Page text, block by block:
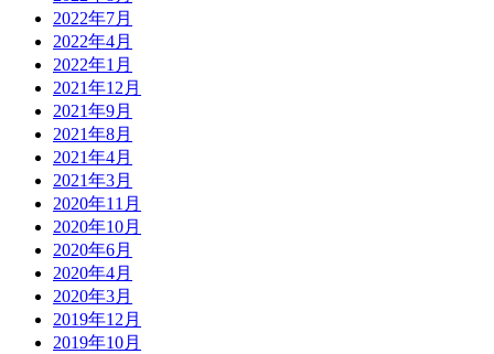
2022年7月
2022年4月
2022年1月
2021年12月
2021年9月
2021年8月
2021年4月
2021年3月
2020年11月
2020年10月
2020年6月
2020年4月
2020年3月
2019年12月
2019年10月